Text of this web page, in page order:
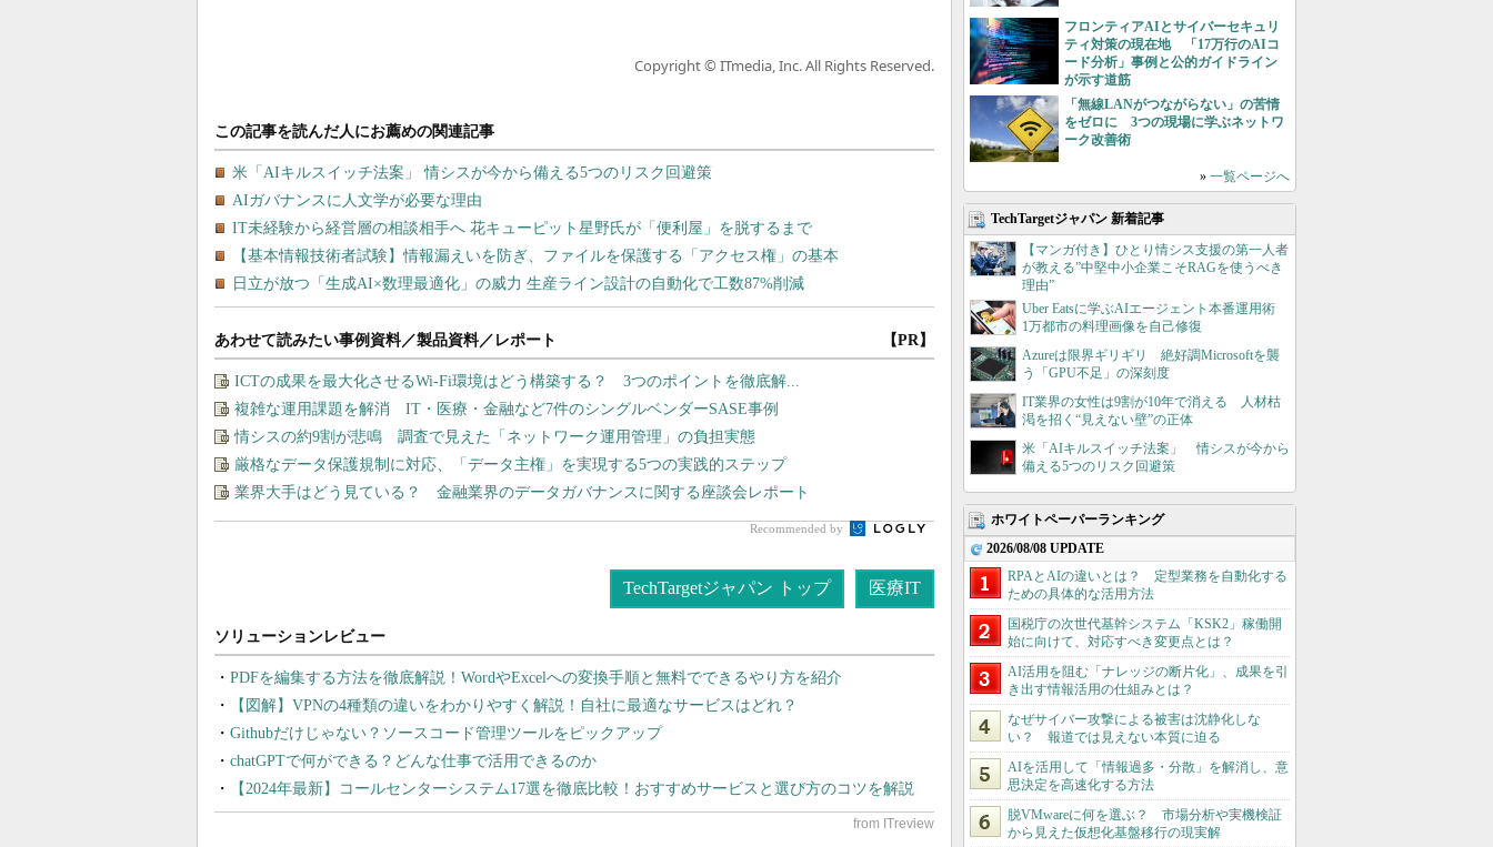
Copyright © ITmedia, Inc. All Rights Reserved.
あわせて読みたい事例資料／製品資料／レポート 【PR】
ICTの成果を最大化させるWi-Fi環境はどう構築する？ 3つのポイントを徹底解...
複雑な運用課題を解消 IT・医療・金融など7件のシングルベンダーSASE事例
情シスの約9割が悲鳴 調査で見えた「ネットワーク運用管理」の負担実態
厳格なデータ保護規制に対応、「データ主権」を実現する5つの実践的ステップ
業界大手はどう見ている？ 金融業界のデータガバナンスに関する座談会レポート
Recommended by
TechTargetジャパン トップ 医療IT
PDFを編集する方法を徹底解説！WordやExcelへの変換手順と無料でできるやり方を紹介
【図解】VPNの4種類の違いをわかりやすく解説！自社に最適なサービスはどれ？
Githubだけじゃない？ソースコード管理ツールをピックアップ
chatGPTで何ができる？どんな仕事で活用できるのか
【2024年最新】コールセンターシステム17選を徹底比較！おすすめサービスと選び方のコツを解説
フロンティアAIとサイバーセキュリ
ティ対策の現在地 「17万行のAIコ
ード分析」事例と公的ガイドライン
が示す道筋
「無線LANがつながらない」の苦情
をゼロに 3つの現場に学ぶネットワ
ーク改善術
» 一覧ページへ
TechTargetジャパン 新着記事
【マンガ付き】ひとり情シス支援の第一人者
が教える”中堅中小企業こそRAGを使うべき
理由”
Uber Eatsに学ぶAIエージェント本番運用術
1万都市の料理画像を自己修復
Azureは限界ギリギリ 絶好調Microsoftを襲
う「GPU不足」の深刻度
IT業界の女性は9割が10年で消える 人材枯
渇を招く“見えない壁”の正体
米「AIキルスイッチ法案」 情シスが今から
備える5つのリスク回避策
ホワイトペーパーランキング
2026/08/08 UPDATE
RPAとAIの違いとは？ 定型業務を自動化する
ための具体的な活用方法
国税庁の次世代基幹システム「KSK2」稼働開
始に向けて、対応すべき変更点とは？
AI活用を阻む「ナレッジの断片化」、成果を引
き出す情報活用の仕組みとは？
なぜサイバー攻撃による被害は沈静化しな
い？ 報道では見えない本質に迫る
AIを活用して「情報過多・分散」を解消し、意
思決定を高速化する方法
脱VMwareに何を選ぶ？ 市場分析や実機検証
から見えた仮想化基盤移行の現実解